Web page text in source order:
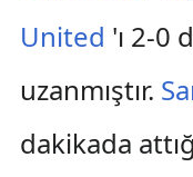
United 'ı 2-0
uzanmıştır.
dakikada